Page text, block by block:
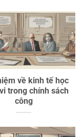
về kinh tế học
trong chính sách
công